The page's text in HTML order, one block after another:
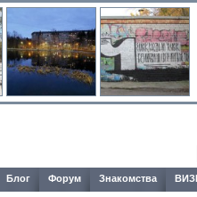
Блог Форум Знакомства